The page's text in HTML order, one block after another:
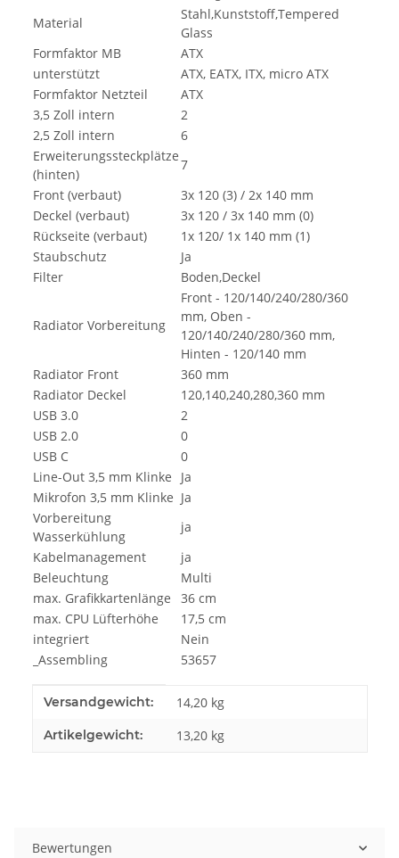
Material
Stahl,Kunststoff,Tempered
Glass
Formfaktor MB
ATX
unterstützt
ATX, EATX, ITX, micro ATX
Formfaktor Netzteil
ATX
3,5 Zoll intern
2
2,5 Zoll intern
6
Erweiterungssteckplätze
(hinten)
7
Front (verbaut)
3x 120 (3) / 2x 140 mm
Deckel (verbaut)
3x 120 / 3x 140 mm (0)
Rückseite (verbaut)
1x 120/ 1x 140 mm (1)
Staubschutz
Ja
Filter
Boden,Deckel
Radiator Vorbereitung
Front - 120/140/240/280/360
mm, Oben -
120/140/240/280/360 mm,
Hinten - 120/140 mm
Radiator Front
360 mm
Radiator Deckel
120,140,240,280,360 mm
USB 3.0
2
USB 2.0
0
USB C
0
Line-Out 3,5 mm Klinke
Ja
Mikrofon 3,5 mm Klinke Ja
Vorbereitung
Wasserkühlung
ja
Kabelmanagement
ja
Beleuchtung
Multi
max. Grafikkartenlänge
36 cm
max. CPU Lüfterhöhe
17,5 cm
integriert
Nein
_Assembling
53657
Produkteigenschaft
Wert
Versandgewicht: 14,20 kg
Artikelgewicht: 13,20 kg
Bewertungen